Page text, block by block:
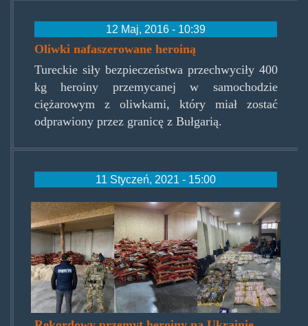
12 Maj, 2016 - 10:39
Oliwki nafaszerowane heroiną
Tureckie siły bezpieczeństwa przechwyciły 400
kg heroiny przemycanej w samochodzie
ciężarowym z oliwkami, który miał zostać
odprawiony przez granicę z Bułgarią.
11 Styczeń, 2021 - 15:00
przemyt-
heroiny-
ukraina.jpg